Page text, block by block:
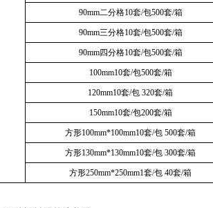
90mm二分格10套/包500套/箱
90mm三分格10套/包500套/箱
90mm四分格10套/包500套/箱
100mm10套/包500套/箱
120mm10套/包 320套/箱
150mm10套/包200套/箱
方形100mm*100mm10套/包 500套/箱
方形130mm*130mm10套/包 300套/箱
方形250mm*250mm1套/包 40套/箱